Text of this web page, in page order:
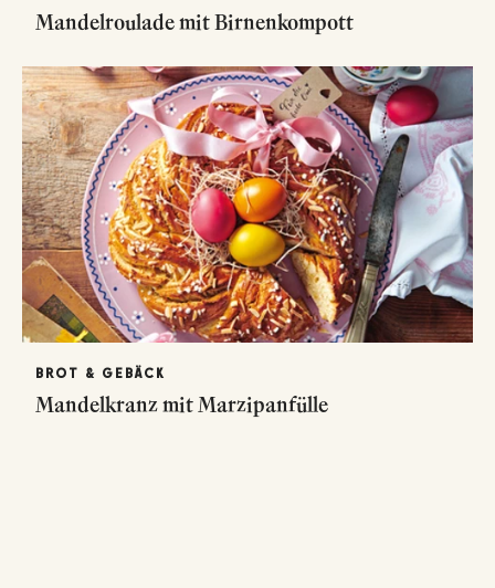
Mandelroulade mit Birnenkompott
BROT & GEBÄCK
Mandelkranz mit Marzipanfülle